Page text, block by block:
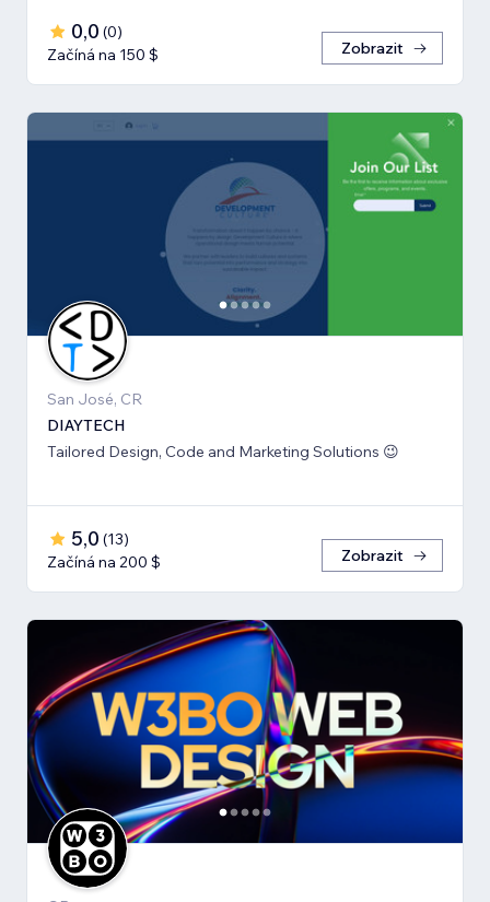
0,0 (0)
Začíná na 150 $
Zobrazit
San José, CR
DIAYTECH
Tailored Design, Code and Marketing Solutions 😉
5,0 (13)
Začíná na 200 $
Zobrazit